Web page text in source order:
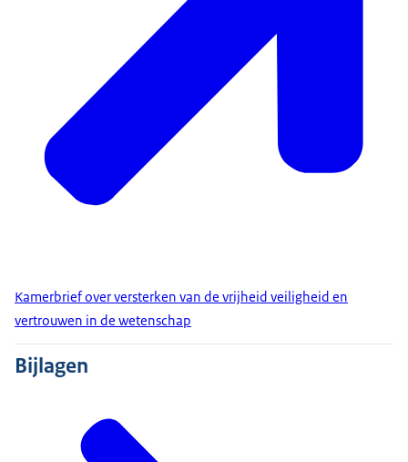
Kamerbrief over versterken van de vrijheid veiligheid en
vertrouwen in de wetenschap
Bijlagen